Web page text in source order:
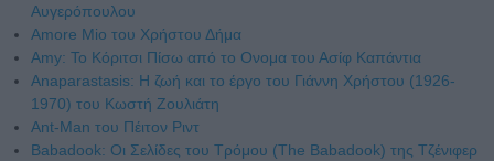
Αυγερόπουλου
Amore Mio του Χρήστου Δήμα
Amy: Το Κόριτσι Πίσω από το Ονομα του Ασίφ Καπάντια
Anaparastasis: Η ζωή και το έργο του Γιάννη Χρήστου (1926-
1970) του Κωστή Ζουλιάτη
Ant-Man του Πέιτον Ριντ
Babadook: Οι Σελίδες του Τρόμου (The Babadook) της Τζένιφερ